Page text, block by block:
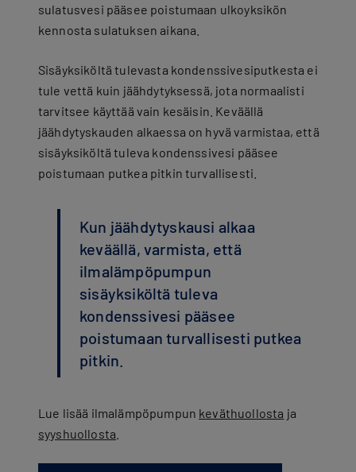
sulatusvesi pääsee poistumaan ulkoyksikön
kennosta sulatuksen aikana.
Sisäyksiköltä tulevasta kondenssivesiputkesta ei
tule vettä kuin jäähdytyksessä, jota normaalisti
tarvitsee käyttää vain kesäisin. Keväällä
jäähdytyskauden alkaessa on hyvä varmistaa, että
sisäyksiköltä tuleva kondenssivesi pääsee
poistumaan putkea pitkin turvallisesti.
Kun jäähdytyskausi alkaa
keväällä, varmista, että
ilmalämpöpumpun
sisäyksiköltä tuleva
kondenssivesi pääsee
poistumaan turvallisesti putkea
pitkin.
Lue lisää ilmalämpöpumpun keväthuollosta ja
syyshuollosta